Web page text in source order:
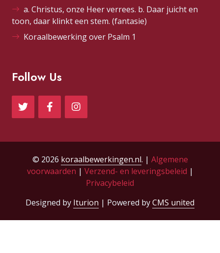
a. Christus, onze Heer verrees. b. Daar juicht en
toon, daar klinkt een stem. (fantasie)
Koraalbewerking over Psalm 1
Follow Us
© 2026 koraalbewerkingen.nl. | Algemene
voorwaarden | Verzend- en leveringsbeleid |
Privacybeleid
Designed by Iturion | Powered byCMS united